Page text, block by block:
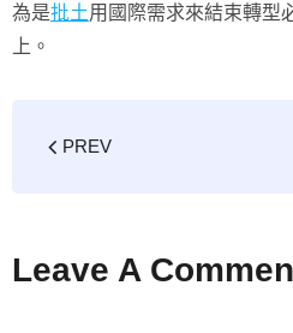
為是批土用國際需求來結束轉型
上。
PREV
Leave A